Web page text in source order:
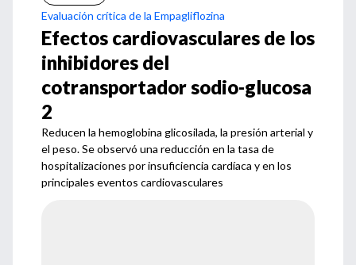
Evaluación crítica de la Empagliflozina
Efectos cardiovasculares de los
inhibidores del
cotransportador sodio-glucosa
2
Reducen la hemoglobina glicosilada, la presión arterial y
el peso. Se observó una reducción en la tasa de
hospitalizaciones por insuficiencia cardíaca y en los
principales eventos cardiovasculares